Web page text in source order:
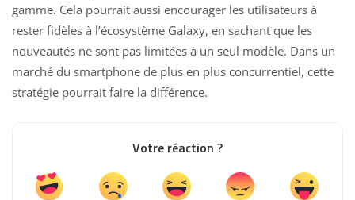
gamme. Cela pourrait aussi encourager les utilisateurs à
rester fidèles à l’écosystème Galaxy, en sachant que les
nouveautés ne sont pas limitées à un seul modèle. Dans un
marché du smartphone de plus en plus concurrentiel, cette
stratégie pourrait faire la différence.
Votre réaction ?